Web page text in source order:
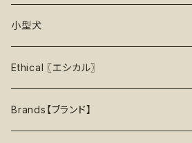
35%OFF
40%OFF
噛むおもちゃ
ロープトイ【紐】
フリスビー
タンクトップ
セーター
アクセサリー
知育【エンリッチメント】
リックマット
おやつ型
Brushes【ブラシ】
お洋服
首輪
ハーネス
おもちゃ
お洋服
首輪
小型犬
おもちゃ
お洋服
Ethical 〖エシカル〗
Sustainable〖サスティナブル〗
Brands【ブランド】